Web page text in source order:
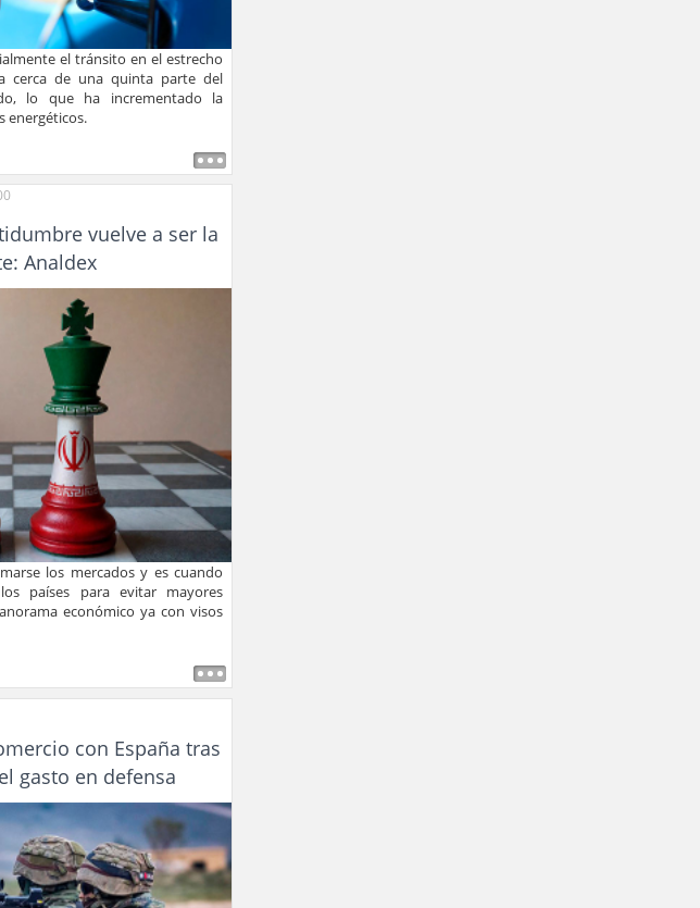
el tránsito en el estrecho
cerca de una quinta parte del
lo que ha incrementado la
energéticos.
vuelve a ser la
Analdex
los mercados y es cuando
países para evitar mayores
económico ya con visos
con España tras
gasto en defensa